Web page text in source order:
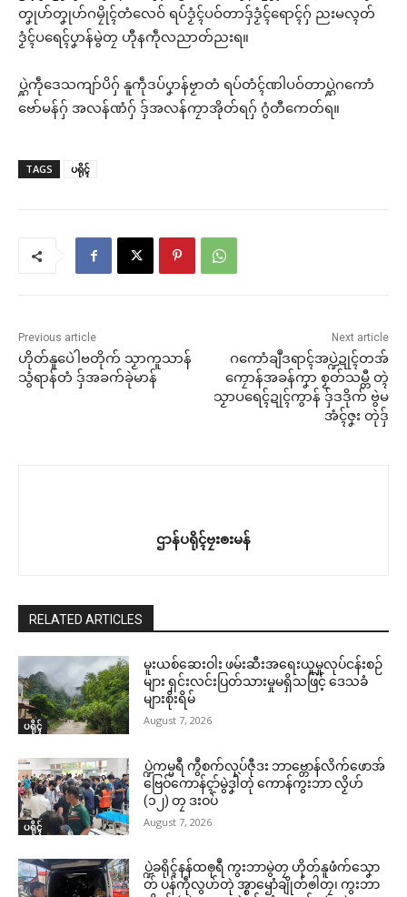
တၞုဟ်တၞုဟ်ဂမၠိုၚ်တံလေဝ် ရပ်ဒၟံၚ်ပဝ်တာဒှ်ဒၟံၚ်ရောၚ်ဂှ် ညးမလ္ၚတ်
ဒၟံၚ်ပရေၚ်ပၞာန်မွဲတၠ ဟီုနကဵုလညာတ်ညးရ။
ပ္ဋဲကဵုဒေသကျာ်ပိဂှ် နူကဵုဒပ်ပၞာန်ဗၟာတံ ရပ်တံၚ်ဏါပဝ်တာပ္ဋဲဂကောံ
ဗော်မန်ဂှ် အလန်ဏံဂှ် ဒှ်အလန်ကၠာအိုတ်ရဂှ် ဂွံတီကေတ်ရ။
TAGS ပရိုၚ်
Previous article
ဟိုတ်နူပေဲါဗတိုက် သၟာကူသာန်
သွံရာန်တံ ဒှ်အခက်ခုဲမာန်
Next article
ဂကောံချဳဒရာၚ်အပ္ဍဲဍုၚ်တအ်
ကၠောန်အခန်ကၞာ စၟတ်သမ္တီ တ္ၚဲ
သၟာပရေၚ်ဍုၚ်ကွာန် ဒှ်ဒဒိုက် ဗွဲမ
အံၚ်ဇၞး တုဲဒှ်
ဌာန်ပရိုၚ်ဗၠးၜးမန်
RELATED ARTICLES
ပရိုၚ်
မူးယစ်ဆေးဝါး ဖမ်းဆီးအရေးယူမှုလုပ်ငန်းစဉ်
များ ရှင်းလင်းပြတ်သားမှုမရှိသဖြင့် ဒေသခံ
များစိုးရိမ်
August 7, 2026
ပရိုၚ်
ပ္ဍဲကမ္မရဳ ကွဳစက်လုပ်ဇီုဒး ဘာဗ္တောန်လိက်ဖောအ်
ဗြေဝ်ကောန်ၚာ်မွဲဒၞါဲတုဲ ကောန်ကွးဘာ လၟိဟ်
(၁၂) တၠ ဒးဝပ်
August 7, 2026
ပ္ဍဲခရိုၚ်နန်ထၜုရဳ ကွးဘာမွဲတၠ ဟိုတ်နူဖံက်သၞော
တ် ပန်ကဵုလွဟ်တုဲ အ္စာၝောံချိုတ်ၜါတၠ၊ ကွးဘာ